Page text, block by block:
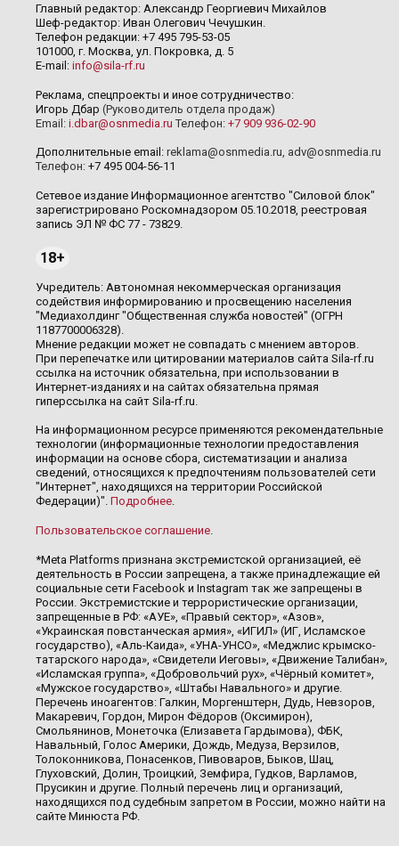
Главный редактор: Александр Георгиевич Михайлов
Шеф-редактор: Иван Олегович Чечушкин.
Телефон редакции: +7 495 795-53-05
101000, г. Москва, ул. Покровка, д. 5
E-mail: info@sila-rf.ru
Реклама, спецпроекты и иное сотрудничество:
Игорь Дбар (Руководитель отдела продаж)
Email: i.dbar@osnmedia.ru Телефон: +7 909 936-02-90
Дополнительные email: reklama@osnmedia.ru adv@osnmedia.ru
Телефон: +7 495 004-56-11
Сетевое издание Информационное агентство "Силовой блок"
зарегистрировано Роскомнадзором 05.10.2018, реестровая
запись ЭЛ № ФС 77 - 73829.
18+
Учредитель: Автономная некоммерческая организация
содействия информированию и просвещению населения
"Медиахолдинг "Общественная служба новостей" (ОГРН
1187700006328).
Мнение редакции может не совпадать с мнением авторов.
При перепечатке или цитировании материалов сайта Sila-rf.ru
ссылка на источник обязательна, при использовании в
Интернет-изданиях и на сайтах обязательна прямая
гиперссылка на сайт Sila-rf.ru.
На информационном ресурсе применяются рекомендательные
технологии (информационные технологии предоставления
информации на основе сбора, систематизации и анализа
сведений, относящихся к предпочтениям пользователей сети
"Интернет", находящихся на территории Российской
Федерации)". Подробнее
Пользовательское соглашение
*Meta Platforms признана экстремистской организацией, её
деятельность в России запрещена, а также принадлежащие ей
социальные сети Facebook и Instagram так же запрещены в
России. Экстремистские и террористические организации,
запрещенные в РФ: «АУЕ», «Правый сектор», «Азов»,
«Украинская повстанческая армия», «ИГИЛ» (ИГ, Исламское
государство), «Аль-Каида», «УНА-УНСО», «Меджлис крымско-
татарского народа», «Свидетели Иеговы», «Движение Талибан»,
«Исламская группа», «Добровольчий рух», «Чёрный комитет»,
«Мужское государство», «Штабы Навального» и другие.
Перечень иноагентов: Галкин, Моргенштерн, Дудь, Невзоров,
Макаревич, Гордон, Мирон Фёдоров (Оксимирон),
Смольянинов, Монеточка (Елизавета Гардымова), ФБК,
Навальный, Голос Америки, Дождь, Медуза, Верзилов,
Толоконникова, Понасенков, Пивоваров, Быков, Шац,
Глуховский, Долин, Троицкий, Земфира, Гудков, Варламов,
Прусикин и другие. Полный перечень лиц и организаций,
находящихся под судебным запретом в России, можно найти на
сайте Минюста РФ.